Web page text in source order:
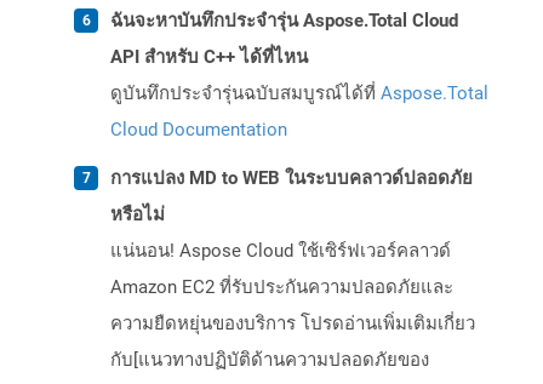
ฉันจะหาบันทึกประจำรุ่น Aspose.Total Cloud
API สำหรับ C++ ได้ที่ไหน
ดูบันทึกประจำรุ่นฉบับสมบูรณ์ได้ที่ Aspose.Total
Cloud Documentation
การแปลง MD to WEB ในระบบคลาวด์ปลอดภัย
หรือไม่
แน่นอน! Aspose Cloud ใช้เซิร์ฟเวอร์คลาวด์
Amazon EC2 ที่รับประกันความปลอดภัยและ
ความยืดหยุ่นของบริการ โปรดอ่านเพิ่มเติมเกี่ยว
กับ[แนวทางปฏิบัติด้านความปลอดภัยของ